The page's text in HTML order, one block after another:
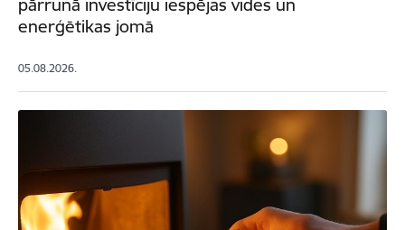
pārrunā investīciju iespējas vides un
enerģētikas jomā
05.08.2026.